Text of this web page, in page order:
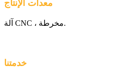
معدات الإنتاج
آلة CNC ، مخرطة.
خدمتنا